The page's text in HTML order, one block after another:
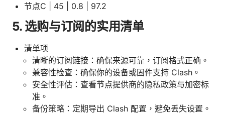
节点C | 45 | 0.8 | 97.2
5. 选购与订阅的实用清单
清单项
清晰的订阅链接：确保来源可靠，订阅格式正确。
兼容性检查：确保你的设备或固件支持 Clash。
安全性评估：查看节点提供商的隐私政策与加密标
准。
备份策略：定期导出 Clash 配置，避免丢失设置。